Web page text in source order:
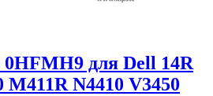
для Dell 14R
M411R N4410 V3450